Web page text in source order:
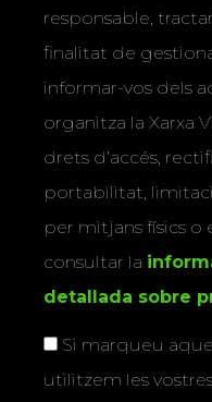
responsable,
finalitat de
informar-vos dels
organitza la Xarxa
drets d’accés,
portabilitat,
per mitjans físics o
consultar la
detallada sobre
Si marqueu
utilitzem les